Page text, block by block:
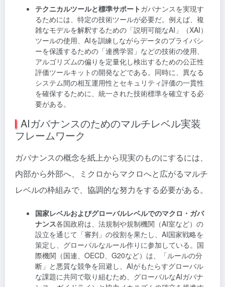
テクニカルツールと標準サポート ガバナンスを実現す
るためには、特定の技術ツールが必要だ。例えば、複
雑なモデルを解釈するための「説明可能なAI」（XAI）
ツールの使用、AIを訓練しながらデータのプライバシ
ーを保護するための「連携学習」などの技術の使用、
アルゴリズムの偏りを定量化し検出するための公正性
評価ツールキットの開発などである。同時に、異なる
システム間の相互運用性とセキュリティ評価の一貫性
を確保するために、統一された技術標準を確立する必
要がある。
AIガバナンスのためのマルチレベル実装
フレームワーク
ガバナンスの概念を紙上から現実のものにするには、
内部から外部へ、ミクロからマクロへと広がるマルチ
レベルの枠組みで、協調的な努力をする必要がある。
国家レベルおよびグローバルレベルでのマクロ・ガバ
ナンス各国政府は、法規制や規制機関（AI室など）の
設立を通じて「審判」の役割を果たし、AI国家戦略を
策定し、グローバルなルール作りに参加している。国
際機関（国連、OECD、G20など）は、「ルールの分
断」と悪質な競争を回避し、AIがもたらすグローバル
な課題に共同で取り組むため、グローバルなAIガバナ